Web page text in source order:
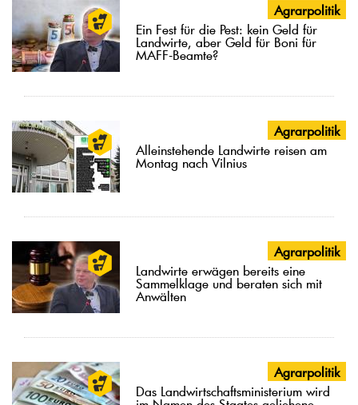
Agrarpolitik
Ein Fest für die Pest: kein Geld für
Landwirte, aber Geld für Boni für
MAFF-Beamte?
Agrarpolitik
Alleinstehende Landwirte reisen am
Montag nach Vilnius
Agrarpolitik
Landwirte erwägen bereits eine
Sammelklage und beraten sich mit
Anwälten
Agrarpolitik
Das Landwirtschaftsministerium wird